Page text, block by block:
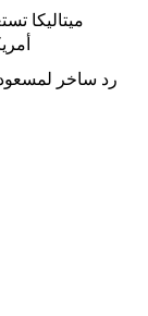
ميتاليكا
رد ساخر